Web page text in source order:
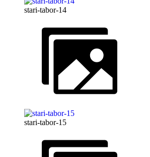
stari-tabor-14
stari-tabor-15